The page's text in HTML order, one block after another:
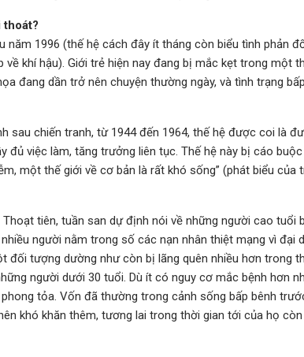
thoát?
năm 1996 (thế hệ cách đây ít tháng còn biểu tình phản
khí hậu). Giới trẻ hiện nay đang bị mắc kẹt trong một
đang dần trở nên chuyện thường ngày, và tình trạng
sau chiến tranh, từ 1944 đến 1964, thế hệ được coi là
việc làm, tăng trưởng liên tục. Thế hệ này bị cáo
một thế giới về cơ bản là rất khó sống” (phát biểu của
tiên, tuần san dự định nói về những người cao tuổi
người nằm trong số các nạn nhân thiệt mạng vì đại
đối tượng dường như còn bị lãng quên nhiều hơn trong
người dưới 30 tuổi. Dù ít có nguy cơ mắc bệnh hơn
tỏa. Vốn đã thường trong cảnh sống bấp bênh
khó khăn thêm, tương lai trong thời gian tới của họ